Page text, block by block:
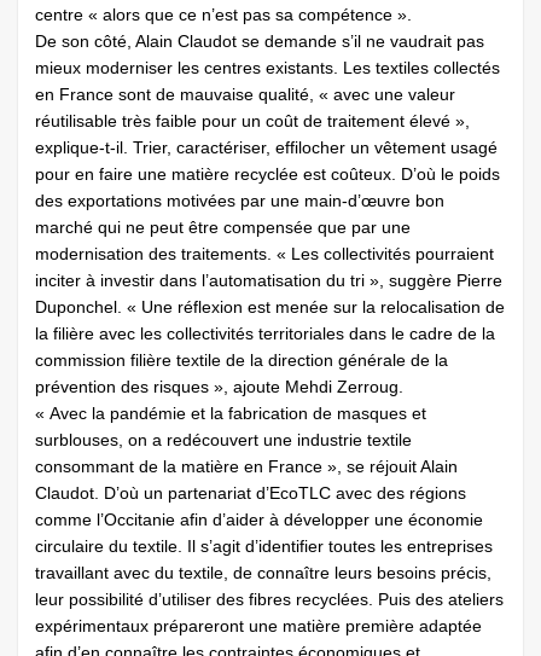
centre « alors que ce n’est pas sa compétence ».
De son côté, Alain Claudot se demande s’il ne vaudrait pas
mieux moderniser les centres existants. Les textiles collectés
en France sont de mauvaise qualité, « avec une valeur
réutilisable très faible pour un coût de traitement élevé »,
explique-t-il. Trier, caractériser, effilocher un vêtement usagé
pour en faire une matière recyclée est coûteux. D’où le poids
des exportations motivées par une main-d’œuvre bon
marché qui ne peut être compensée que par une
modernisation des traitements. « Les collectivités pourraient
inciter à investir dans l’automatisation du tri », suggère Pierre
Duponchel. « Une réflexion est menée sur la relocalisation de
la filière avec les collectivités territoriales dans le cadre de la
commission filière textile de la direction générale de la
prévention des risques », ajoute Mehdi Zerroug.
« Avec la pandémie et la fabrication de masques et
surblouses, on a redécouvert une industrie textile
consommant de la matière en France », se réjouit Alain
Claudot. D’où un partenariat d’EcoTLC avec des régions
comme l’Occitanie afin d’aider à développer une économie
circulaire du textile. Il s’agit d’identifier toutes les entreprises
travaillant avec du textile, de connaître leurs besoins précis,
leur possibilité d’utiliser des fibres recyclées. Puis des ateliers
expérimentaux prépareront une matière première adaptée